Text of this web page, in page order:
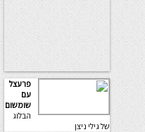
פרעצל
עם
שומשום
הבלוג
של גילי ניצן